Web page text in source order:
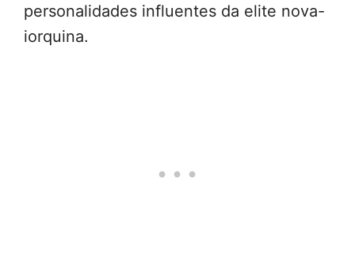
personalidades influentes da elite nova-
iorquina.